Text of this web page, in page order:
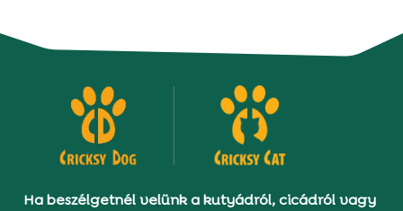
Ha beszélgetnél velünk a kutyádról, cicádról vagy